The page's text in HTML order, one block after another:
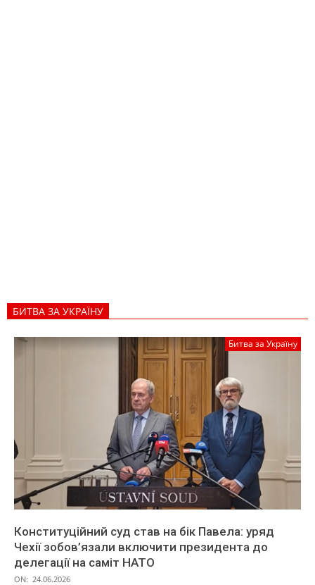
БИТВА ЗА УКРАЇНУ
Битва за Україну
Конституційний суд став на бік Павела: уряд
Чехії зобов’язали включити президента до
делегації на саміт НАТО
ON: 24.06.2026